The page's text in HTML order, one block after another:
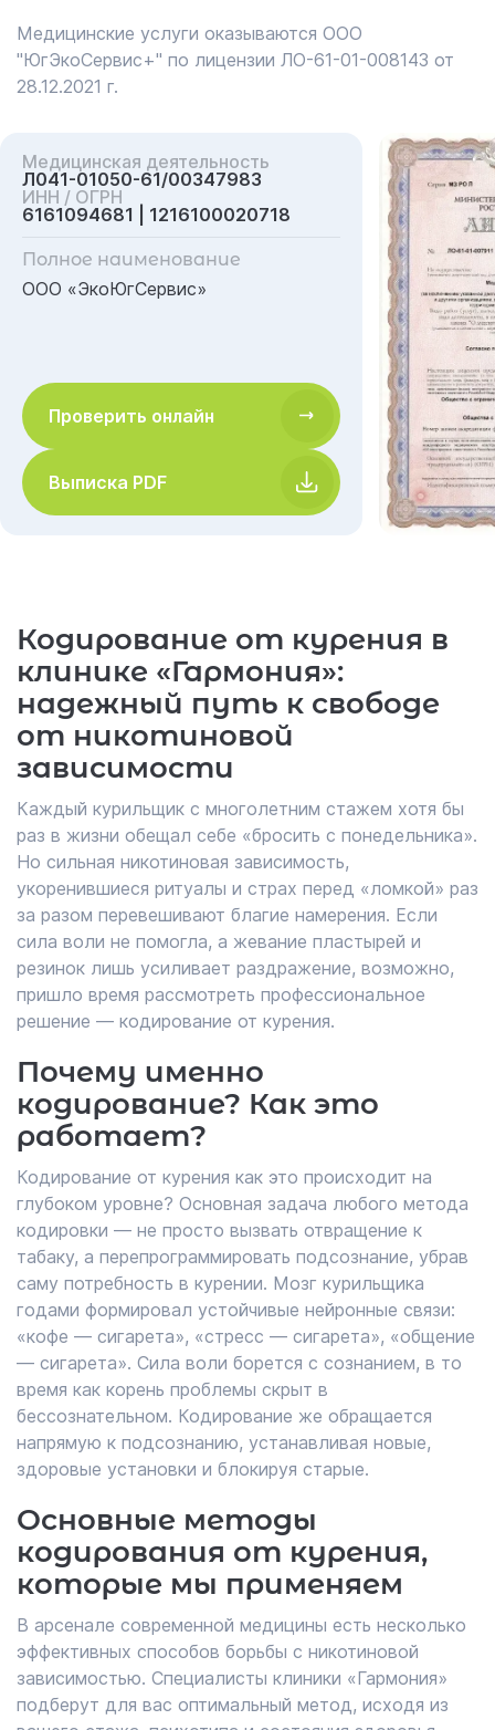
Медицинские услуги оказываются ООО
"ЮгЭкоСервис+" по лицензии ЛО-61-01-008143 от
28.12.2021 г.
Медицинская деятельность
Л041-01050-61/00347983
ИНН / ОГРН
6161094681 | 1216100020718
Полное наименование
ООО «ЭкоЮгСервис»
Проверить онлайн
Выписка PDF
Кодирование от курения в
клинике «Гармония»:
надежный путь к свободе
от никотиновой
зависимости
Каждый курильщик с многолетним стажем хотя бы
раз в жизни обещал себе «бросить с понедельника».
Но сильная никотиновая зависимость,
укоренившиеся ритуалы и страх перед «ломкой» раз
за разом перевешивают благие намерения. Если
сила воли не помогла, а жевание пластырей и
резинок лишь усиливает раздражение, возможно,
пришло время рассмотреть профессиональное
решение — кодирование от курения.
Почему именно
кодирование? Как это
работает?
Кодирование от курения как это происходит на
глубоком уровне? Основная задача любого метода
кодировки — не просто вызвать отвращение к
табаку, а перепрограммировать подсознание, убрав
саму потребность в курении. Мозг курильщика
годами формировал устойчивые нейронные связи:
«кофе — сигарета», «стресс — сигарета», «общение
— сигарета». Сила воли борется с сознанием, в то
время как корень проблемы скрыт в
бессознательном. Кодирование же обращается
напрямую к подсознанию, устанавливая новые,
здоровые установки и блокируя старые.
Основные методы
кодирования от курения,
которые мы применяем
В арсенале современной медицины есть несколько
эффективных способов борьбы с никотиновой
зависимостью. Специалисты клиники «Гармония»
подберут для вас оптимальный метод, исходя из